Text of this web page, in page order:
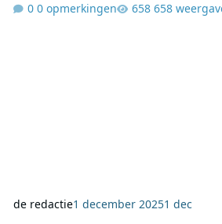
0 opmerkingen
658
de redactie1 december 20251 dec